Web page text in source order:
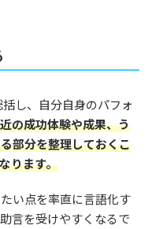
し、自分自身のパフォ
の成功体験や成果、う
部分を整理しておくこ
ります。
い点を率直に言語化す
言を受けやすくなるで